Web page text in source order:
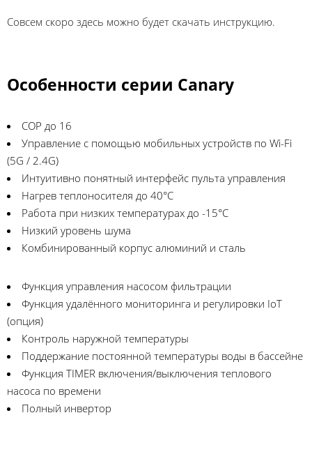
Совсем скоро здесь можно будет скачать инструкцию.
Особенности серии Canary
COP до 16
Управление с помощью мобильных устройств по Wi-Fi
(5G / 2.4G)
Интуитивно понятный интерфейс пульта управления
Нагрев теплоносителя до 40°C
Работа при низких температурах до -15°C
Низкий уровень шума
Комбинированный корпус алюминий и сталь
Функция управления насосом фильтрации
Функция удалённого мониторинга и регулировки IoT
(опция)
Контроль наружной температуры
Поддержание постоянной температуры воды в бассейне
Функция TIMER включения/выключения теплового
насоса по времени
Полный инвертор